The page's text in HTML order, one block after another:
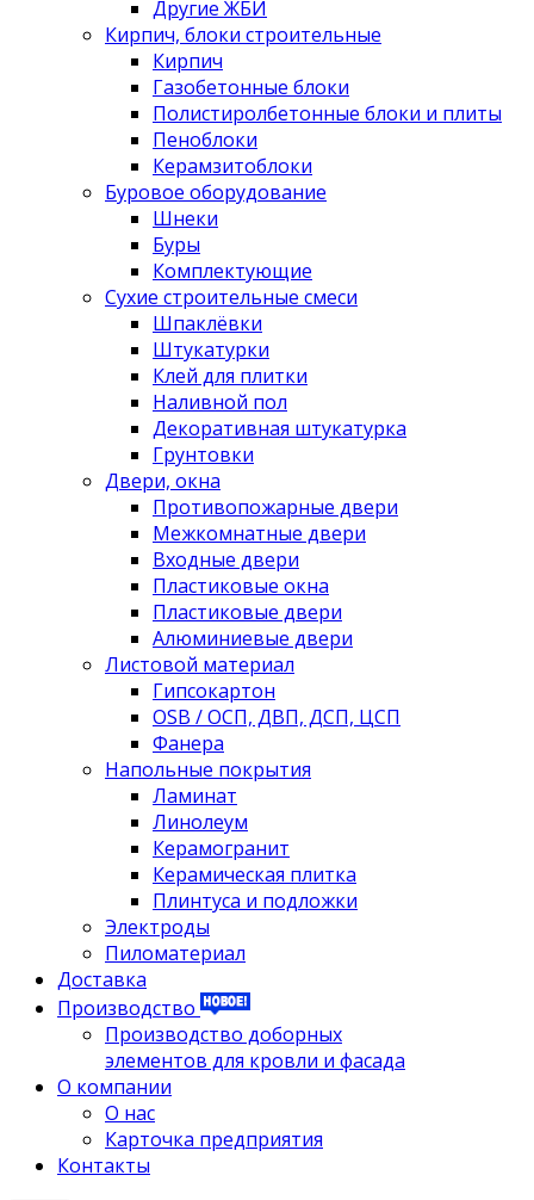
Другие ЖБИ
Кирпич, блоки строительные
Кирпич
Газобетонные блоки
Полистиролбетонные блоки и плиты
Пеноблоки
Керамзитоблоки
Буровое оборудование
Шнеки
Буры
Комплектующие
Сухие строительные смеси
Шпаклёвки
Штукатурки
Клей для плитки
Наливной пол
Декоративная штукатурка
Грунтовки
Двери, окна
Противопожарные двери
Межкомнатные двери
Входные двери
Пластиковые окна
Пластиковые двери
Алюминиевые двери
Листовой материал
Гипсокартон
OSB / ОСП, ДВП, ДСП, ЦСП
Фанера
Напольные покрытия
Ламинат
Линолеум
Керамогранит
Керамическая плитка
Плинтуса и подложки
Электроды
Пиломатериал
Доставка
Производство
Производство доборных
элементов для кровли и фасада
О компании
О нас
Карточка предприятия
Контакты